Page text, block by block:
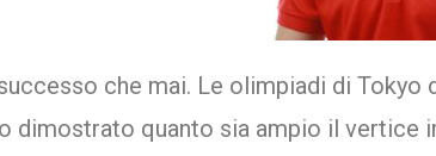
che mai. Le olimpiadi di
dimostrato quanto sia ampio il